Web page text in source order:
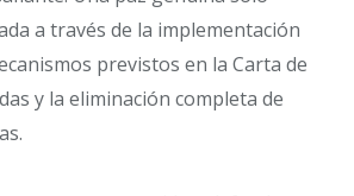
a través de la implementación
previstos en la Carta de
y la eliminación completa de